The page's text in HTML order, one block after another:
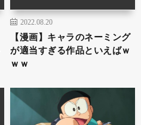
2022.08.20
【漫画】キャラのネーミング
が適当すぎる作品といえばｗ
ｗｗ